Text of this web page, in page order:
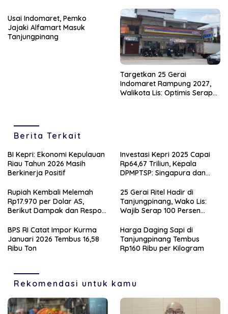
Usai Indomaret, Pemko
Jajaki Alfamart Masuk
Tanjungpinang
Targetkan 25 Gerai
Indomaret Rampung 2027,
Walikota Lis: Optimis Serap
Berita Terkait
BI Kepri: Ekonomi Kepulauan
Riau Tahun 2026 Masih
Berkinerja Positif
Investasi Kepri 2025 Capai
Rp64,67 Triliun, Kepala
DPMPTSP: Singapura dan
Utama
Rupiah Kembali Melemah
Rp17.970 per Dolar AS,
Berikut Dampak dan Respon
25 Gerai Ritel Hadir di
Tanjungpinang, Wako Lis:
Wajib Serap 100 Persen
BPS RI Catat Impor Kurma
Januari 2026 Tembus 16,58
Ribu Ton
Harga Daging Sapi di
Tanjungpinang Tembus
Rp160 Ribu per Kilogram
Rekomendasi untuk kamu